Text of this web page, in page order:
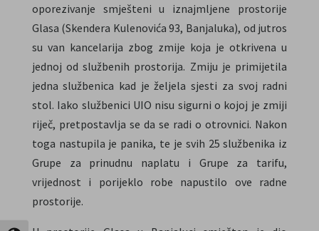
oporezivanje smješteni u iznajmljene prostorije
Glasa (Skendera Kulenovića 93, Banjaluka), od jutros
su van kancelarija zbog zmije koja je otkrivena u
jednoj od službenih prostorija. Zmiju je primijetila
jedna službenica kad je željela sjesti za svoj radni
stol. Iako službenici UIO nisu sigurni o kojoj je zmiji
riječ, pretpostavlja se da se radi o otrovnici. Nakon
toga nastupila je panika, te je svih 25 službenika iz
Grupe za prinudnu naplatu i Grupe za tarifu,
vrijednost i porijeklo robe napustilo ove radne
prostorije.